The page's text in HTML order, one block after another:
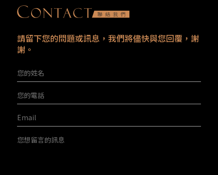
請留下您的問題或訊息，我們將儘快與您回覆，謝
謝。